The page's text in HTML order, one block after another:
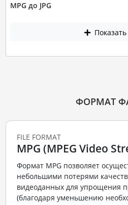
MPG до JPG
ФОРМАТ
FILE FORMAT
MPG (MPEG Video
Формат MPG позволяет
небольшими потерями
видеоданных для упрощения
(благодаря уменьшению